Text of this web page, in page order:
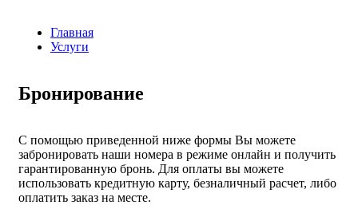
Главная
Услуги
Бронирование
С помощью приведенной ниже формы Вы можете
забронировать наши номера в режиме онлайн и получить
гарантированную бронь. Для оплаты вы можете
использовать кредитную карту, безналичный расчет, либо
оплатить заказ на месте.